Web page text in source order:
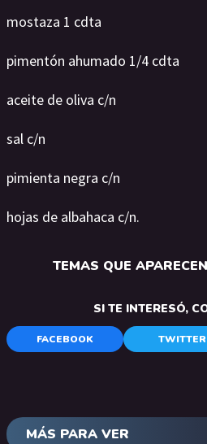
mostaza 1 cdta
pimentón ahumado 1/4 cdta
aceite de oliva c/n
sal c/n
pimienta negra c/n
hojas de albahaca c/n.
TEMAS QUE
SI TE INTERESÓ,
FACEBOOK TWITTER
MÁS PARA VER